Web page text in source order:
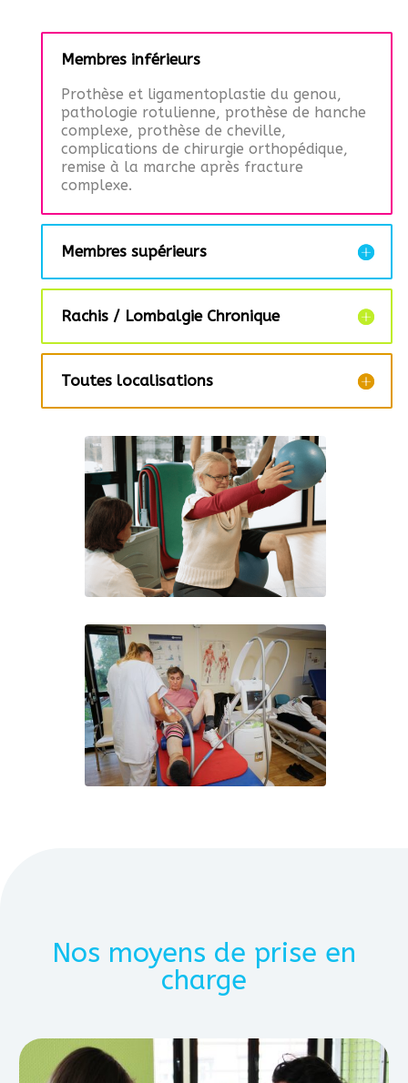
Membres inférieurs
Prothèse et ligamentoplastie du genou,
pathologie rotulienne, prothèse de hanche
complexe, prothèse de cheville,
complications de chirurgie orthopédique,
remise à la marche après fracture
complexe.
Membres supérieurs
Rachis / Lombalgie Chronique
Toutes localisations
Nos moyens de prise en
charge